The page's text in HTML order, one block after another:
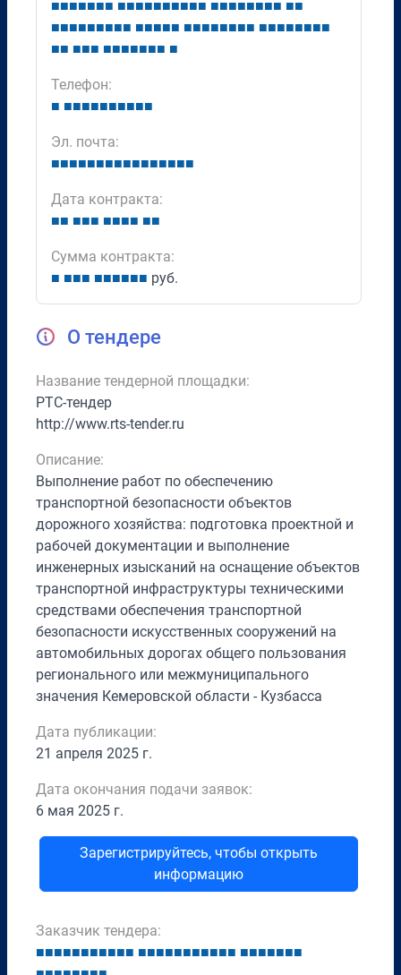
■■■■■■■ ■■■■■■■■■■ ■■■■■■■■ ■■
■■■■■■■■■ ■■■■■ ■■■■■■■■ ■■■■■■■■
■■ ■■■ ■■■■■■■ ■
Телефон:
■ ■■■■■■■■■■
Эл. почта:
■■■■■■■■■■■■■■■■
Дата контракта:
■■ ■■■ ■■■■ ■■
Сумма контракта:
■ ■■■ ■■■■■■ руб.
О тендере
Название тендерной площадки:
РТС-тендер
http://www.rts-tender.ru
Описание:
Выполнение работ по обеспечению
транспортной безопасности объектов
дорожного хозяйства: подготовка проектной и
рабочей документации и выполнение
инженерных изысканий на оснащение объектов
транспортной инфраструктуры техническими
средствами обеспечения транспортной
безопасности искусственных сооружений на
автомобильных дорогах общего пользования
регионального или межмуниципального
значения Кемеровской области - Кузбасса
Дата публикации:
21 апреля 2025 г.
Дата окончания подачи заявок:
6 мая 2025 г.
Зарегистрируйтесь, чтобы открыть
информацию
Заказчик тендера:
■■■■■■■■■■■ ■■■■■■■■■■■ ■■■■■■■